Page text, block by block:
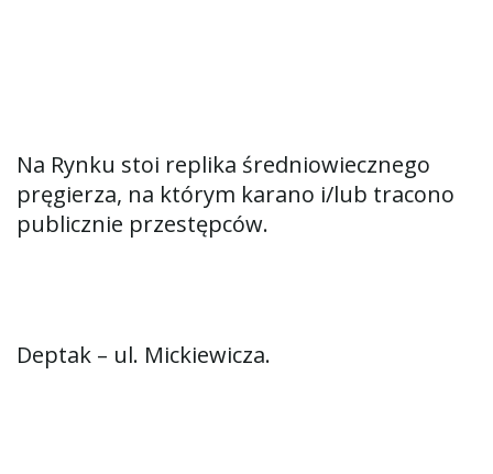
Na Rynku stoi replika średniowiecznego
pręgierza, na którym karano i/lub tracono
publicznie przestępców.
Deptak – ul. Mickiewicza.